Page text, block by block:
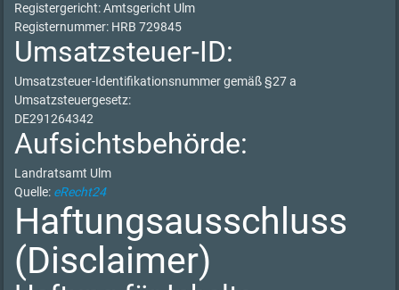
Registergericht: Amtsgericht Ulm
Registernummer: HRB 729845
Umsatzsteuer-ID:
Umsatzsteuer-Identifikationsnummer gemäß §27 a
Umsatzsteuergesetz:
DE291264342
Aufsichtsbehörde:
Landratsamt Ulm
Quelle: eRecht24
Haftungsausschluss
(Disclaimer)